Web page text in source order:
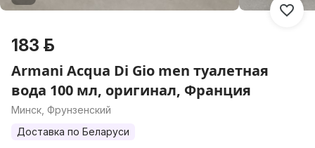
183 р.
Armani Acqua Di Gio men туалетная
вода 100 мл, оригинал, Франция
Минск, Фрунзенский
Доставка по Беларуси